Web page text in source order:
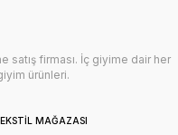
satış firması. İç giyime dair her
ürünleri.
MAĞAZASI